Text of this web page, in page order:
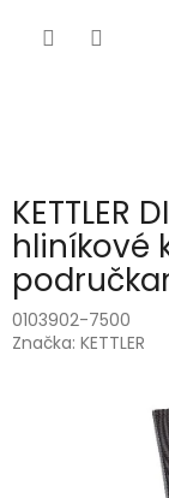
KETTLER
hliníkové
0103902-7500
Značka: KETTLER